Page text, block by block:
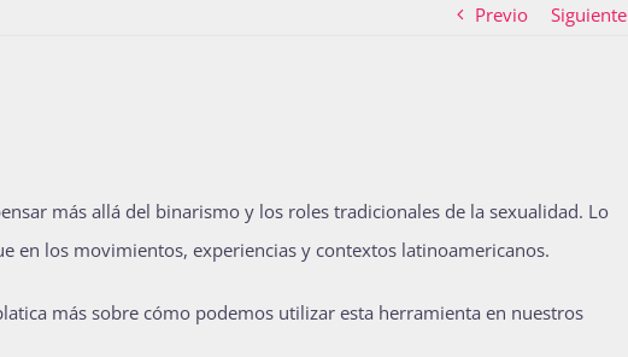
Previo Siguiente
más allá del binarismo y los roles tradicionales de la sexualidad. Lo
en los movimientos, experiencias y contextos latinoamericanos.
más sobre cómo podemos utilizar esta herramienta en nuestros